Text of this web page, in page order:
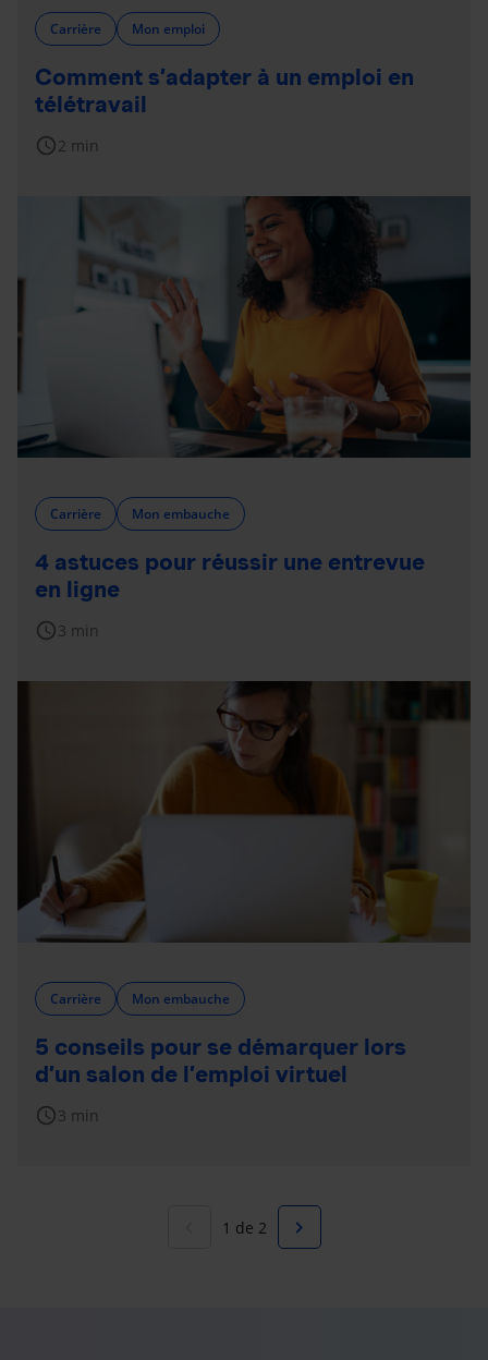
Carrière Mon emploi
Comment s’adapter à un emploi en
télétravail
schedule2 min
Carrière Mon embauche
4 astuces pour réussir une entrevue
en ligne
schedule3 min
Carrière Mon embauche
5 conseils pour se démarquer lors
d’un salon de l’emploi virtuel
schedule3 min
1 de 2 navigate_next